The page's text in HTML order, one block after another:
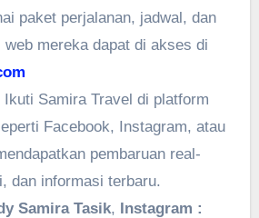
paket perjalanan, jadwal, dan
mereka dapat di akses di
Ikuti Samira Travel di platform
Facebook, Instagram, atau
pembaruan real-
dan informasi terbaru.
Samira Tasik, Instagram :